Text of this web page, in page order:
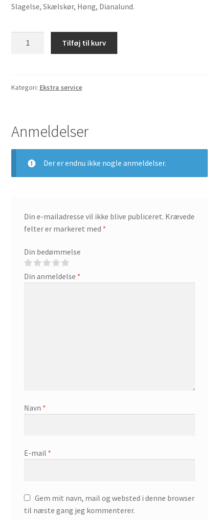
Slagelse, Skælskør, Høng, Dianalund.
Tilføj til kurv
Kategori: Ekstra service
Anmeldelser
Der er endnu ikke nogle anmeldelser.
Din e-mailadresse vil ikke blive publiceret. Krævede
felter er markeret med *
Din bedømmelse
Din anmeldelse *
Navn *
E-mail *
Gem mit navn, mail og websted i denne browser
til næste gang jeg kommenterer.